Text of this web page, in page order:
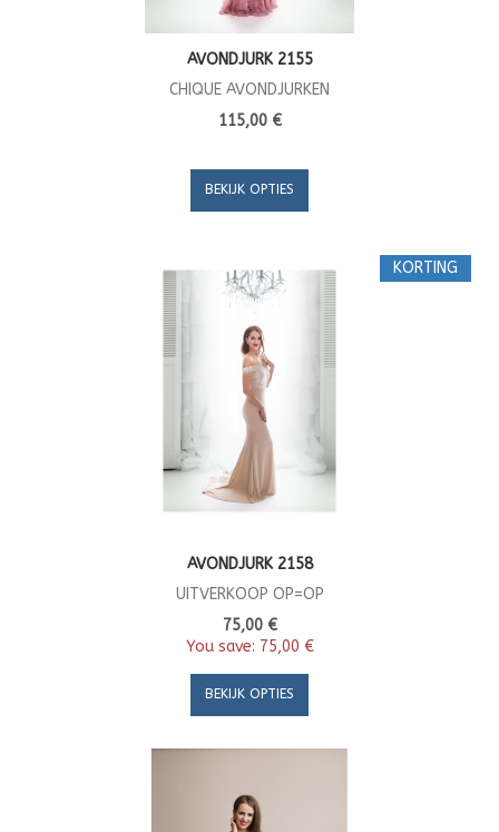
AVONDJURK 2155
CHIQUE AVONDJURKEN
115,00 €
BEKIJK OPTIES
KORTING
AVONDJURK 2158
UITVERKOOP OP=OP
75,00 €
You save: 75,00 €
BEKIJK OPTIES